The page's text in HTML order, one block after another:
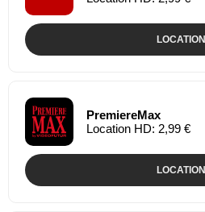
LOCATION
PremiereMax
Location HD: 2,99 €
LOCATION